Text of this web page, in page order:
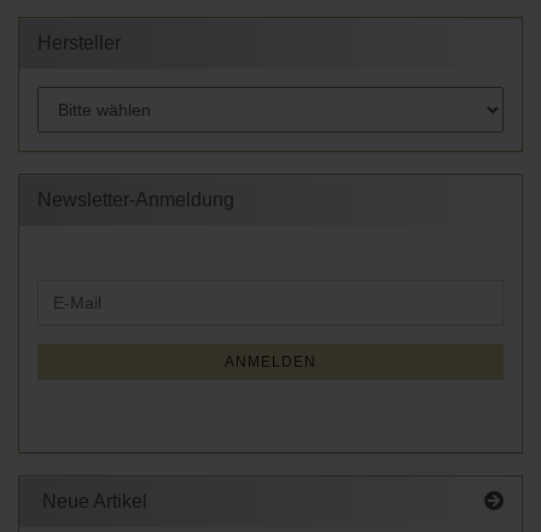
Hersteller
Newsletter-Anmeldung
ZUR
E-
ANMELDEN
Neue Artikel